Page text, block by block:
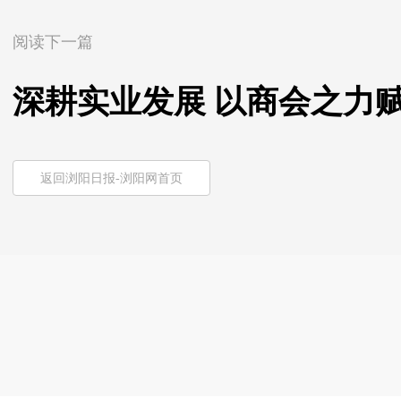
阅读下一篇
深耕实业发展 以商会之力
返回浏阳日报-浏阳网首页